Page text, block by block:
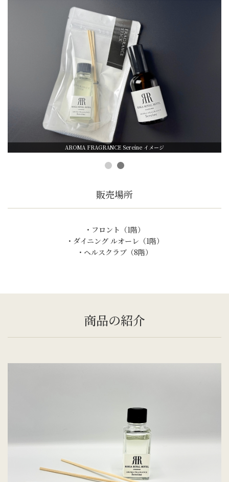
AROMA FRAGRANCE Sereine​ イメージ
販売場所
・フロント（1階）
・ダイニング ルオーレ（1階）
・ヘルスクラブ（8階）
商品の紹介